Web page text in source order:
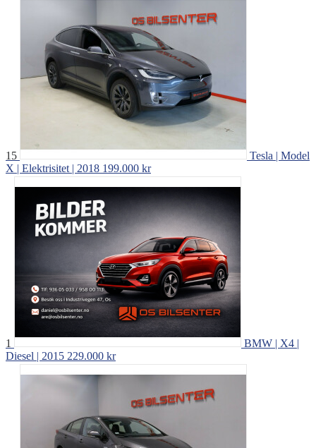
15
Tesla | Model
X | Elektrisitet | 2018 199.000 kr
1
BMW | X4 |
Diesel | 2015 229.000 kr